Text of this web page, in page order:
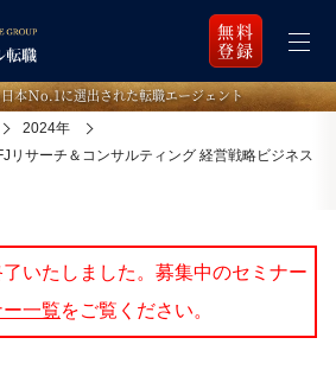
無料
登録
本Ｎo.1に選出された転職エージェント
2024年
リサーチ＆コンサルティング 経営戦略ビジネス
いたしました。募集中のセミナー
一覧をご覧ください。